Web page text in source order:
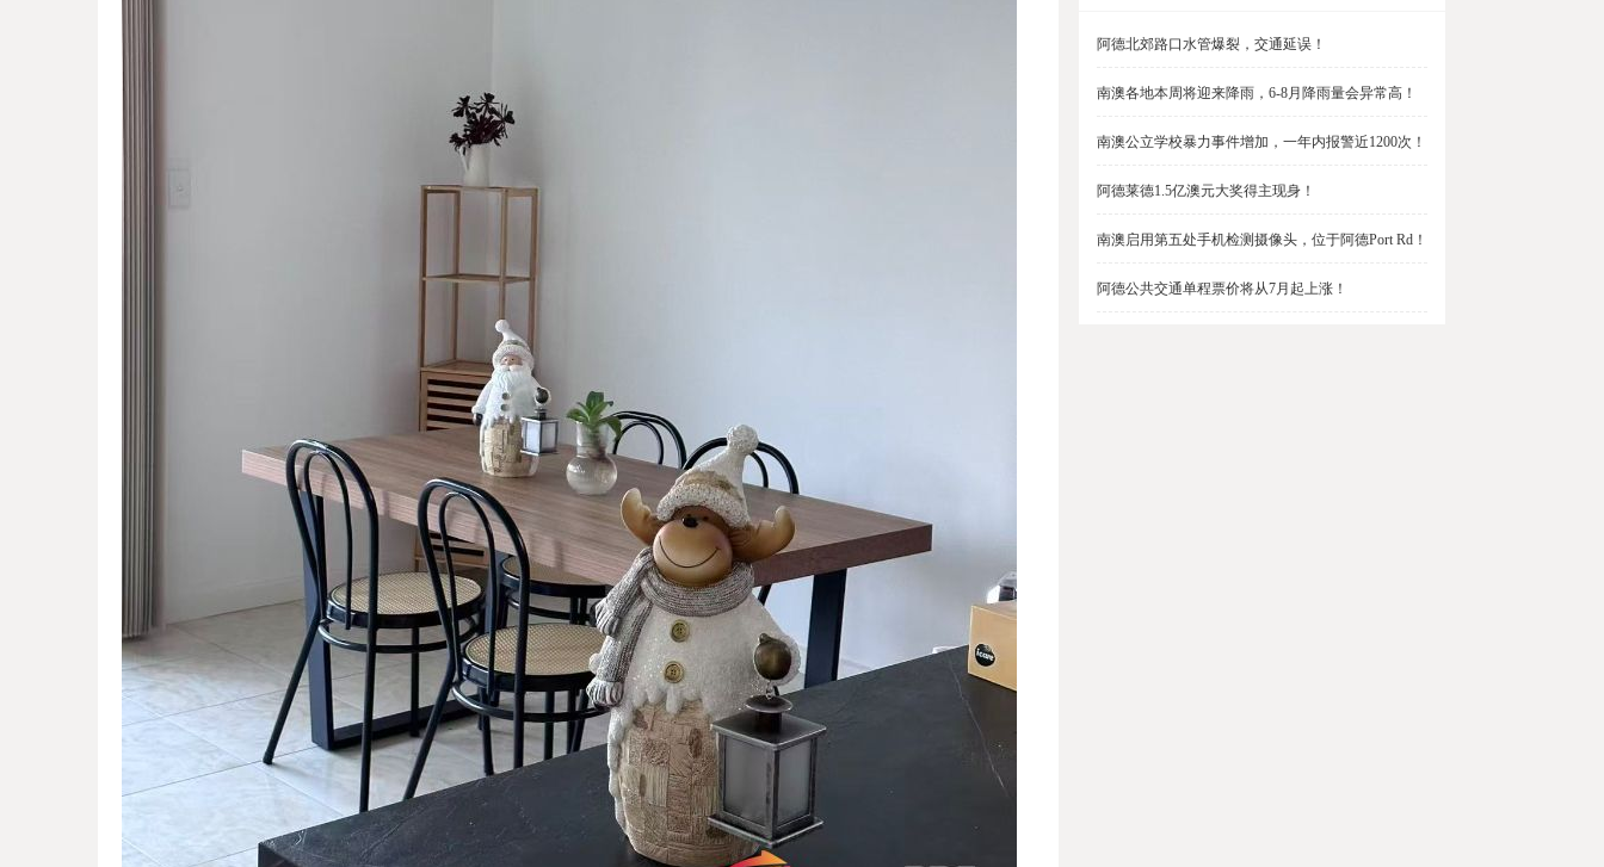
阿德北郊路口水管爆裂，交通延误！
南澳各地本周将迎来降雨，6-8月降雨量会异常高！
南澳公立学校暴力事件增加，一年内报警近1200次！
阿德莱德1.5亿澳元大奖得主现身！
南澳启用第五处手机检测摄像头，位于阿德Port Rd！
阿德公共交通单程票价将从7月起上涨！